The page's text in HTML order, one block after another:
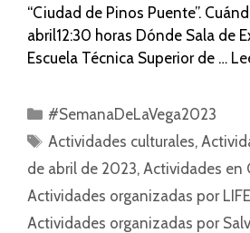
“Ciudad de Pinos Puente”.
abril12:30 horas Dónde Sala de
Escuela Técnica Superior de …
#SemanaDeLaVega2023
Actividades culturales,
de abril de 2023, Actividades en
Actividades organizadas por
Actividades organizadas por